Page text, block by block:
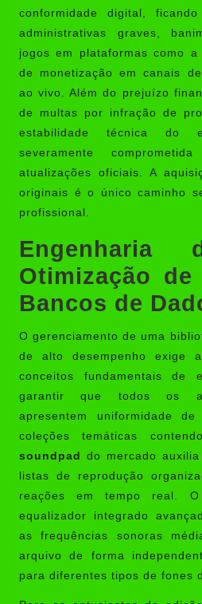
conformidade digital,
administrativas graves,
jogos em plataformas como
de monetização em canais
ao vivo. Além do prejuízo
de multas por infração de
estabilidade técnica do
severamente
atualizações oficiais. A
originais é o único caminho
profissional.
Engenharia
Otimização
Bancos de
O gerenciamento de uma
de alto desempenho exige
conceitos fundamentais de
garantir que todos os
apresentem uniformidade
coleções temáticas
soundpad do mercado
listas de reprodução
reações em tempo real.
equalizador integrado
as frequências sonoras
arquivo de forma
para diferentes tipos de fones